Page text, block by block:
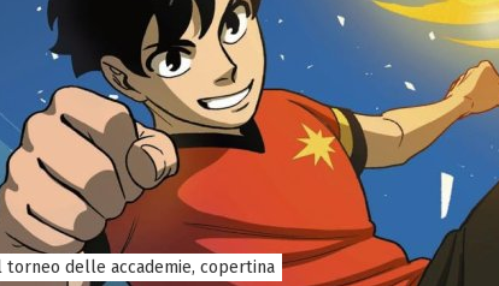
torneo delle accademie, copertina